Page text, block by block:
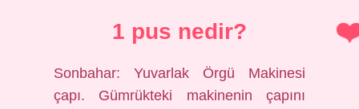
1 pus nedir?
Sonbahar: Yuvarlak Örgü Makinesi
çapı. Gümrükteki makinenin çapını